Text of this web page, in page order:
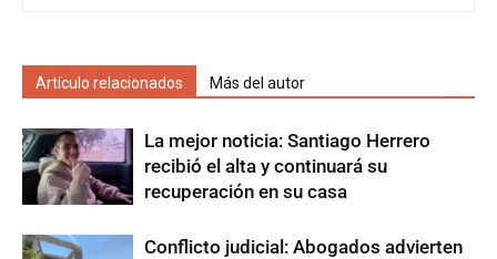
Artículo relacionados Más del autor
La mejor noticia: Santiago Herrero
recibió el alta y continuará su
recuperación en su casa
Conflicto judicial: Abogados advierten